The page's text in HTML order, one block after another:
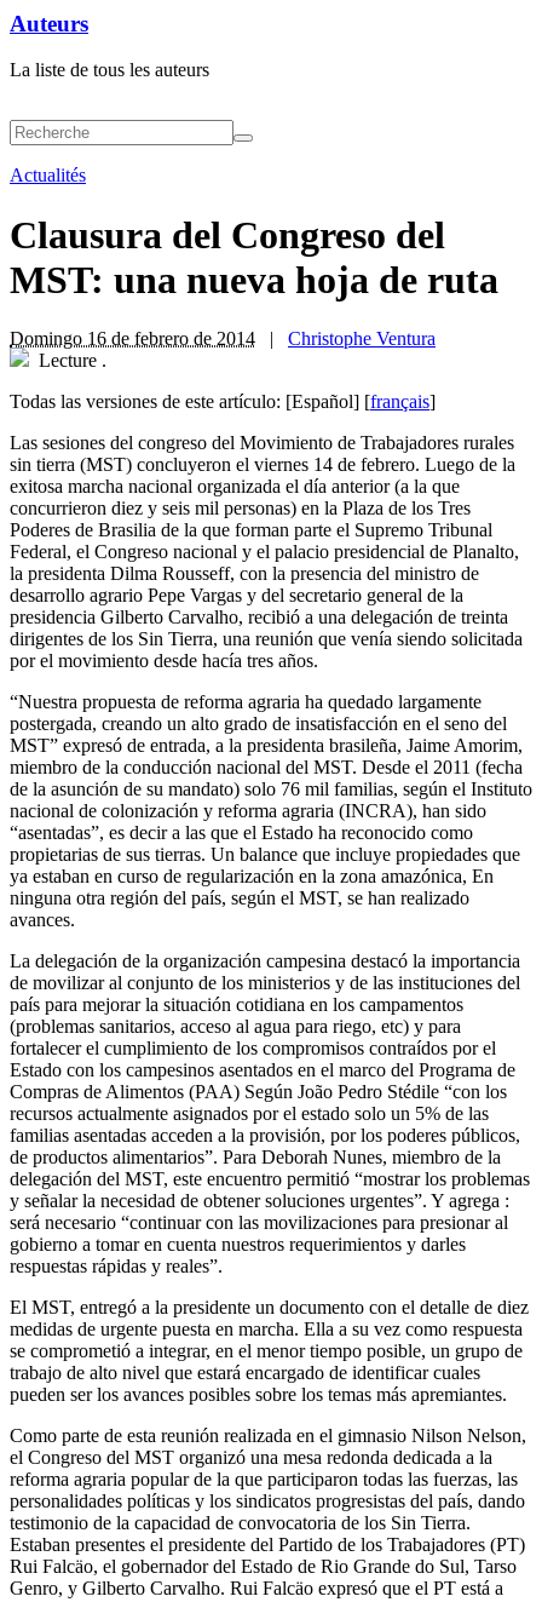
Auteurs
La liste de tous les auteurs
Actualités
Clausura del Congreso del
MST: una nueva hoja de ruta
Domingo 16 de febrero de 2014 | Christophe Ventura
Lecture .
Todas las versiones de este artículo: [Español] [français]
Las sesiones del congreso del Movimiento de Trabajadores rurales
sin tierra (MST) concluyeron el viernes 14 de febrero. Luego de la
exitosa marcha nacional organizada el día anterior (a la que
concurrieron diez y seis mil personas) en la Plaza de los Tres
Poderes de Brasilia de la que forman parte el Supremo Tribunal
Federal, el Congreso nacional y el palacio presidencial de Planalto,
la presidenta Dilma Rousseff, con la presencia del ministro de
desarrollo agrario Pepe Vargas y del secretario general de la
presidencia Gilberto Carvalho, recibió a una delegación de treinta
dirigentes de los Sin Tierra, una reunión que venía siendo solicitada
por el movimiento desde hacía tres años.
“Nuestra propuesta de reforma agraria ha quedado largamente
postergada, creando un alto grado de insatisfacción en el seno del
MST” expresó de entrada, a la presidenta brasileña, Jaime Amorim,
miembro de la conducción nacional del MST. Desde el 2011 (fecha
de la asunción de su mandato) solo 76 mil familias, según el Instituto
nacional de colonización y reforma agraria (INCRA), han sido
“asentadas”, es decir a las que el Estado ha reconocido como
propietarias de sus tierras. Un balance que incluye propiedades que
ya estaban en curso de regularización en la zona amazónica, En
ninguna otra región del país, según el MST, se han realizado
avances.
La delegación de la organización campesina destacó la importancia
de movilizar al conjunto de los ministerios y de las instituciones del
país para mejorar la situación cotidiana en los campamentos
(problemas sanitarios, acceso al agua para riego, etc) y para
fortalecer el cumplimiento de los compromisos contraídos por el
Estado con los campesinos asentados en el marco del Programa de
Compras de Alimentos (PAA) Según João Pedro Stédile “con los
recursos actualmente asignados por el estado solo un 5% de las
familias asentadas acceden a la provisión, por los poderes públicos,
de productos alimentarios”. Para Deborah Nunes, miembro de la
delegación del MST, este encuentro permitió “mostrar los problemas
y señalar la necesidad de obtener soluciones urgentes”. Y agrega :
será necesario “continuar con las movilizaciones para presionar al
gobierno a tomar en cuenta nuestros requerimientos y darles
respuestas rápidas y reales”.
El MST, entregó a la presidente un documento con el detalle de diez
medidas de urgente puesta en marcha. Ella a su vez como respuesta
se comprometió a integrar, en el menor tiempo posible, un grupo de
trabajo de alto nivel que estará encargado de identificar cuales
pueden ser los avances posibles sobre los temas más apremiantes.
Como parte de esta reunión realizada en el gimnasio Nilson Nelson,
el Congreso del MST organizó una mesa redonda dedicada a la
reforma agraria popular de la que participaron todas las fuerzas, las
personalidades políticas y los sindicatos progresistas del país, dando
testimonio de la capacidad de convocatoria de los Sin Tierra.
Estaban presentes el presidente del Partido de los Trabajadores (PT)
Rui Falcäo, el gobernador del Estado de Rio Grande do Sul, Tarso
Genro, y Gilberto Carvalho. Rui Falcäo expresó que el PT está a